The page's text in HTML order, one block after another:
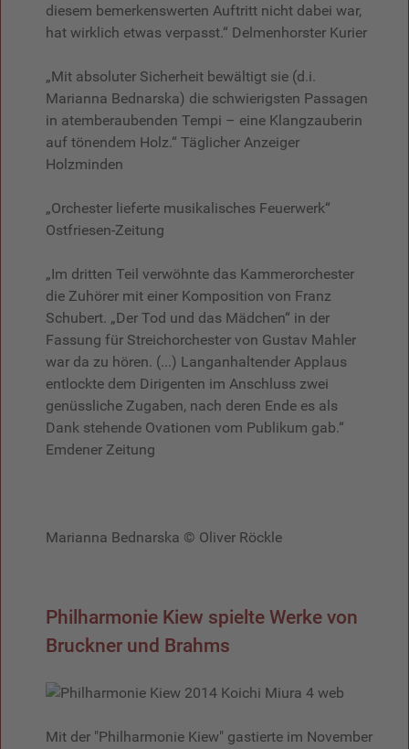
diesem bemerkenswerten Auftritt nicht dabei war,
hat wirklich etwas verpasst.“ Delmenhorster Kurier
„Mit absoluter Sicherheit bewältigt sie (d.i.
Marianna Bednarska) die schwierigsten Passagen
in atemberaubenden Tempi – eine Klangzauberin
auf tönendem Holz.“ Täglicher Anzeiger
Holzminden
„Orchester lieferte musikalisches Feuerwerk“
Ostfriesen-Zeitung
„Im dritten Teil verwöhnte das Kammerorchester
die Zuhörer mit einer Komposition von Franz
Schubert. „Der Tod und das Mädchen“ in der
Fassung für Streichorchester von Gustav Mahler
war da zu hören. (...) Langanhaltender Applaus
entlockte dem Dirigenten im Anschluss zwei
genüssliche Zugaben, nach deren Ende es als
Dank stehende Ovationen vom Publikum gab.“
Emdener Zeitung
Marianna Bednarska © Oliver Röckle
Philharmonie Kiew spielte Werke von
Bruckner und Brahms
Mit der "Philharmonie Kiew" gastierte im November